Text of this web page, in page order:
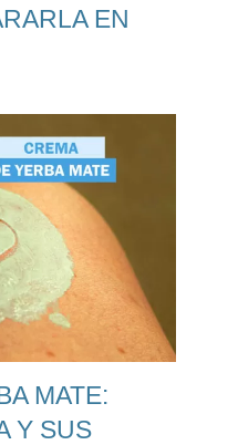
EN
MATE:
Y SUS